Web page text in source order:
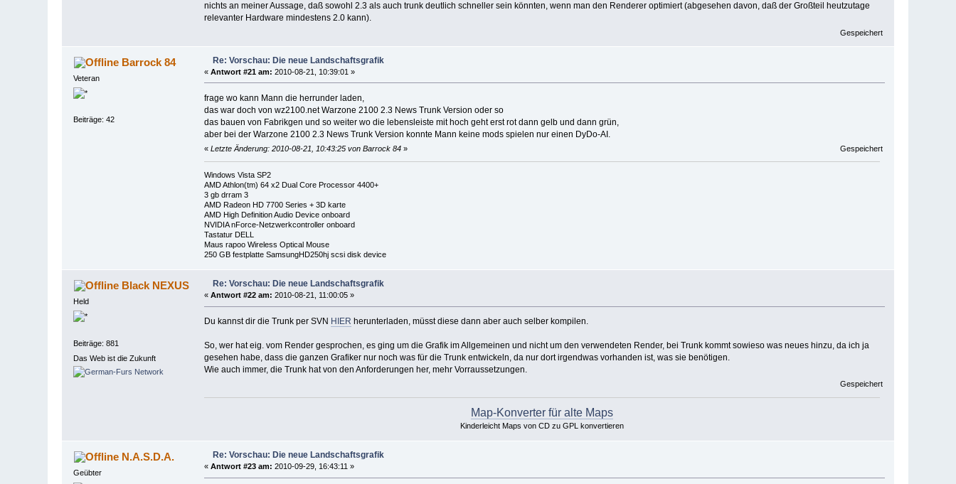
nichts an meiner Aussage, daß sowohl 2.3 als auch trunk deutlich schneller sein könnten, wenn man den Renderer optimiert (abgesehen davon, daß der Großteil heutzutage
relevanter Hardware mindestens 2.0 kann).
Gespeichert
Barrock 84
Veteran
Beiträge: 42
Re: Vorschau: Die neue Landschaftsgrafik
« Antwort #21 am: 2010-08-21, 10:39:01 »
frage wo kann Mann die herrunder laden,
das war doch von wz2100.net Warzone 2100 2.3 News Trunk Version oder so
das bauen von Fabrikgen und so weiter wo die lebensleiste mit hoch geht erst rot dann gelb und dann grün,
aber bei der Warzone 2100 2.3 News Trunk Version konnte Mann keine mods spielen nur einen DyDo-AI.
« Letzte Änderung: 2010-08-21, 10:43:25 von Barrock 84» Gespeichert
Windows Vista SP2
AMD Athlon(tm) 64 x2 Dual Core Processor 4400+
3 gb drram 3
AMD Radeon HD 7700 Series + 3D karte
AMD High Definition Audio Device onboard
NVIDIA nForce-Netzwerkcontroller onboard
Tastatur DELL
Maus rapoo Wireless Optical Mouse
250 GB festplatte SamsungHD250hj scsi disk device
Black NEXUS
Held
Beiträge: 881
Das Web ist die Zukunft
Re: Vorschau: Die neue Landschaftsgrafik
« Antwort #22 am: 2010-08-21, 11:00:05 »
Du kannst dir die Trunk per SVN HIER herunterladen, müsst diese dann aber auch selber kompilen.
So, wer hat eig. vom Render gesprochen, es ging um die Grafik im Allgemeinen und nicht um den verwendeten Render, bei Trunk kommt sowieso was neues hinzu, da ich ja
gesehen habe, dass die ganzen Grafiker nur noch was für die Trunk entwickeln, da nur dort irgendwas vorhanden ist, was sie benötigen.
Wie auch immer, die Trunk hat von den Anforderungen her, mehr Vorraussetzungen.
Gespeichert
Map-Konverter für alte Maps
Kinderleicht Maps von CD zu GPL konvertieren
N.A.S.D.A.
Geübter
Re: Vorschau: Die neue Landschaftsgrafik
« Antwort #23 am: 2010-09-29, 16:43:11 »